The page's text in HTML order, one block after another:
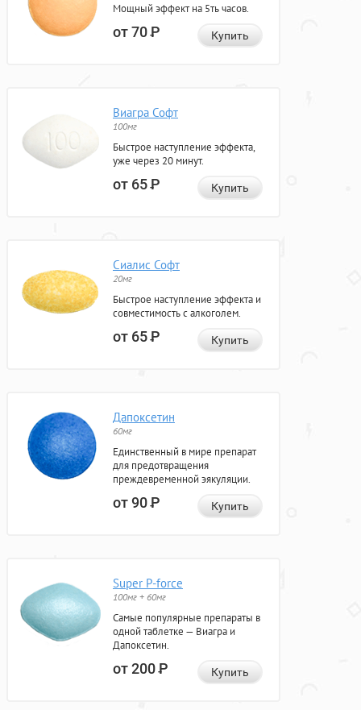
Мощный эффект на 5ть часов.
от 70Р Купить
Виагра Софт
100мг
Быстрое наступление эффекта,
уже через 20 минут.
от 65Р Купить
Сиалис Софт
20мг
Быстрое наступление эффекта и
совместимость с алкоголем.
от 65Р Купить
Дапоксетин
60мг
Единственный в мире препарат
для предотвращения
преждевременной эякуляции.
от 90Р Купить
Super P-force
100мг + 60мг
Самые популярные препараты в
одной таблетке — Виагра и
Дапоксетин.
от 200Р Купить